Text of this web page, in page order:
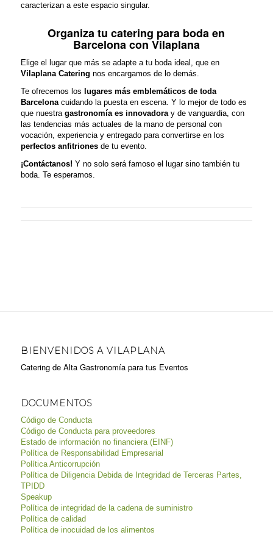
caracterizan a este espacio singular.
Organiza tu catering para boda en
Barcelona con Vilaplana
Elige el lugar que más se adapte a tu boda ideal, que en
Vilaplana Catering nos encargamos de lo demás.
Te ofrecemos los lugares más emblemáticos de toda
Barcelonacuidando la puesta en escena. Y lo mejor de todo es
que nuestra gastronomía es innovadoray de vanguardia, con
las tendencias más actuales de la mano de personal con
vocación, experiencia y entregado para convertirse en los
perfectos anfitrionesde tu evento.
¡Contáctanos! Y no solo será famoso el lugar sino también tu
boda. Te esperamos.
BIENVENIDOS A VILAPLANA
Catering de Alta Gastronomía para tus Eventos
DOCUMENTOS
Código de Conducta
Código de Conducta para proveedores
Estado de información no financiera (EINF)
Política de Responsabilidad Empresarial
Política Anticorrupción
Política de Diligencia Debida de Integridad de Terceras Partes,
TPIDD
Speakup
Política de integridad de la cadena de suministro
Política de calidad
Política de inocuidad de los alimentos